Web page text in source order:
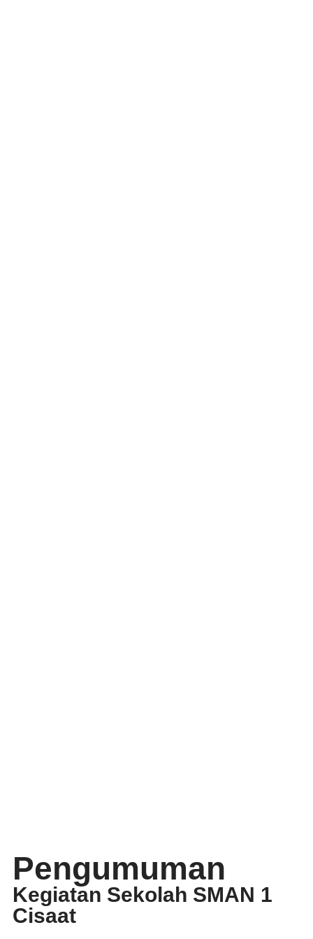
Pengumuman
Kegiatan Sekolah SMAN 1
Cisaat